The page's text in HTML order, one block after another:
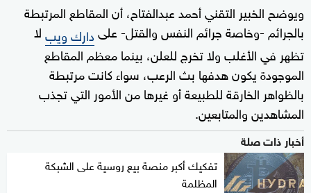
ويوضح الخبير التقني أحمد عبدالفتاح، أن المقاطع المرتبطة
بالجرائم -وخاصة جرائم النفس والقتل- علىدارك ويبلا
تظهر في الأغلب ولا تخرج للعلن، بينما معظم المقاطع
الموجودة يكون هدفها بث الرعب، سواء كانت مرتبطة
بالظواهر الخارقة للطبيعة أو غيرها من الأمور التي تجذب
المشاهدين والمتابعين.
أخبار ذات صلة
تفكيك أكبر منصة بيع روسية على الشبكة
المظلمة